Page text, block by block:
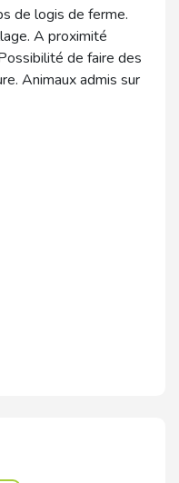
de logis de ferme.
A proximité
de faire des
Animaux admis sur